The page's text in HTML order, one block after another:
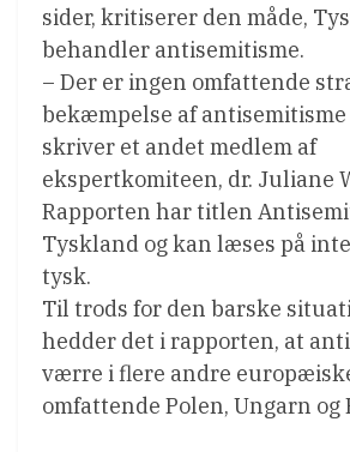
sider, kritiserer den måde,
behandler antisemitisme.
– Der er ingen omfattende
bekæmpelse af
skriver et andet medlem af
ekspertkomiteen, dr. Juliane
Rapporten har titlen
Tyskland og kan læses på
tysk.
Til trods for den barske
hedder det i rapporten, at
værre i flere andre
omfattende Polen, Ungarn og